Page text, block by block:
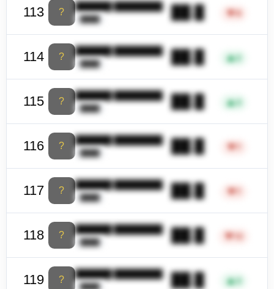
113 ?
██████ ████████
████ ██.█ ▼8
114 ?
██████ ████████
████ ██.█ ▲2
115 ?
██████ ████████
████ ██.█ ▲3
116 ?
██████ ████████
████ ██.█ ▼
117 ?
██████ ████████
████ ██.█ ▼
118 ?
██████ ████████
████ ██.█ ▼ 12
119 ?
██████ ████████
████ ██.█ ▲3